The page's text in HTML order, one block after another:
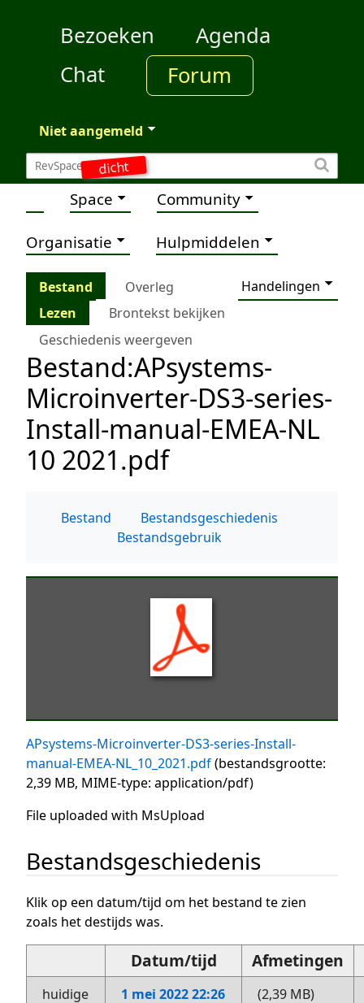
dicht
Bezoeken
Agenda
Chat
Forum
Niet aangemeld
Space Community
Organisatie Hulpmiddelen
Bestand Overleg
Handelingen
Lezen
Brontekst bekijken
Geschiedenis weergeven
Bestand:APsystems-
Microinverter-DS3-series-
Install-manual-EMEA-NL
10 2021.pdf
Bestand
Bestandsgeschiedenis
Bestandsgebruik
APsystems-Microinverter-DS3-series-Install-
manual-EMEA-NL_10_2021.pdf(bestandsgrootte:
2,39 MB, MIME-type: application/pdf)
File uploaded with MsUpload
Bestandsgeschiedenis
Klik op een datum/tijd om het bestand te zien
zoals het destijds was.
Datum/tijd Afmetingen
huidige
1 mei 2022 22:26 (2,39 MB)